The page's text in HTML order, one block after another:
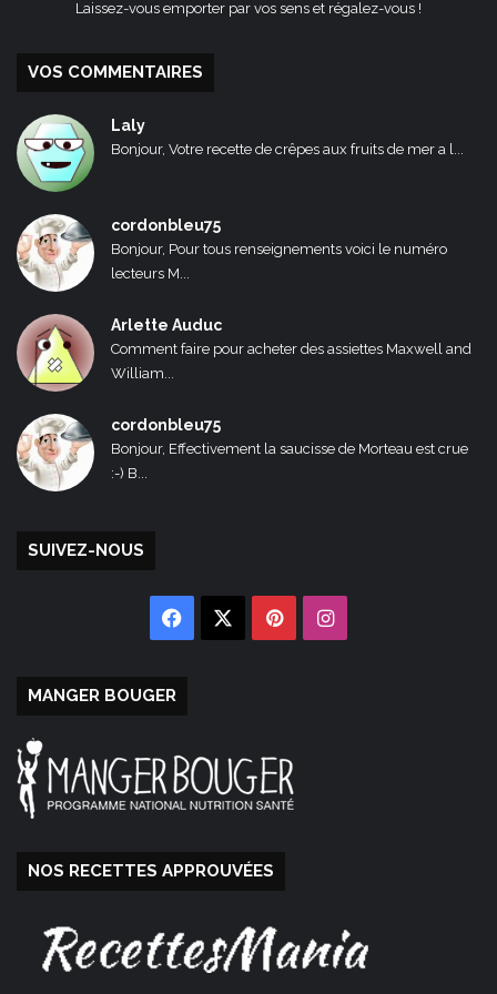
Laissez-vous emporter par vos sens et régalez-vous !
VOS COMMENTAIRES
Laly
Bonjour, Votre recette de crêpes aux fruits de mer a l...
cordonbleu75
Bonjour, Pour tous renseignements voici le numéro
lecteurs M...
Arlette Auduc
Comment faire pour acheter des assiettes Maxwell and
William...
cordonbleu75
Bonjour, Effectivement la saucisse de Morteau est crue
:-) B...
SUIVEZ-NOUS
Facebook PinterestInstagram
MANGER BOUGER
NOS RECETTES APPROUVÉES